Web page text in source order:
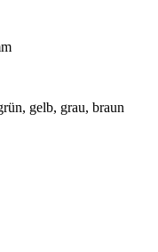
gelb, grau, braun